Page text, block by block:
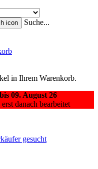
Suche...
in Ihrem Warenkorb.
09. August 26
danach bearbeitet
gesucht